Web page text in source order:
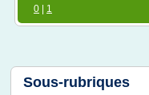
0
1
Sous-rubriques